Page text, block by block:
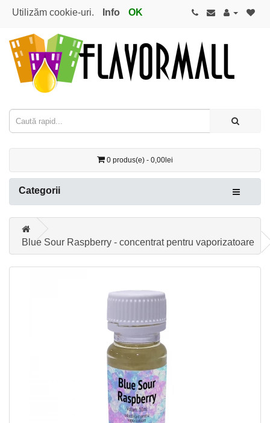
Utilizăm cookie-uri. Info OK
0 produs(e) - 0,00lei
Categorii
Blue Sour Raspberry - concentrat pentru vaporizatoare